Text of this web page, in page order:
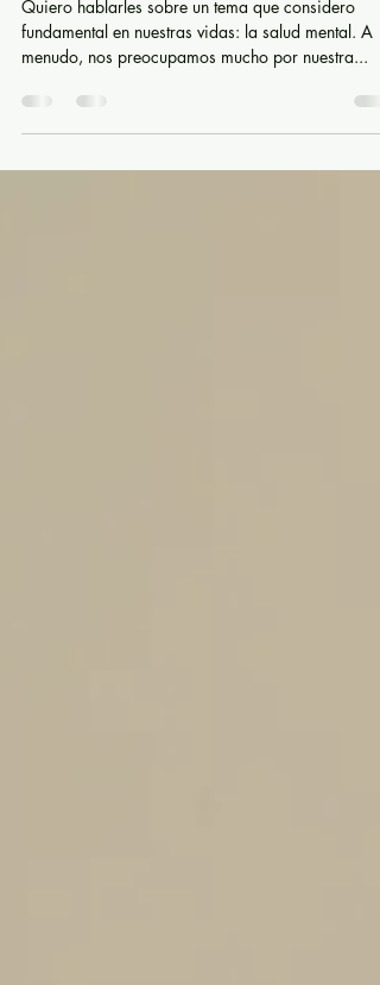
persona.
Quiero hablarles sobre un tema que considero
menudo, nos preocupamos mucho por nuestra...